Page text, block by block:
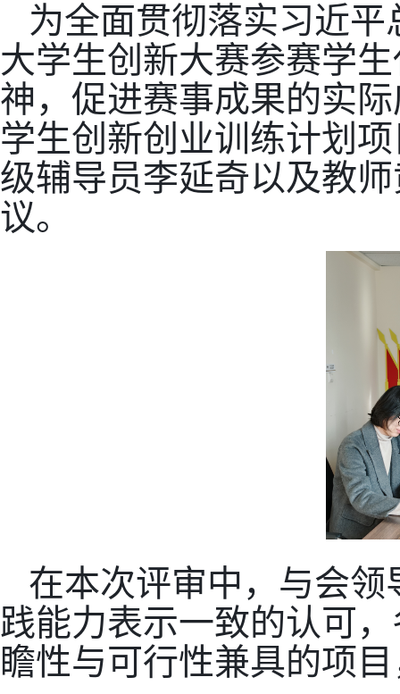
为全面贯彻落实习近
大学生创新大赛参赛学
神，促进赛事成果的实
学生创新创业训练计划
级辅导员李延奇以及教
议。
在本次评审中，与会
践能力表示一致的认可
瞻性与可行性兼具的项